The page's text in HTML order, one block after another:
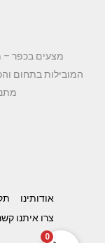
מצעים בכפר –
המובילות בתחום
אודותינו
צרו איתנו
0